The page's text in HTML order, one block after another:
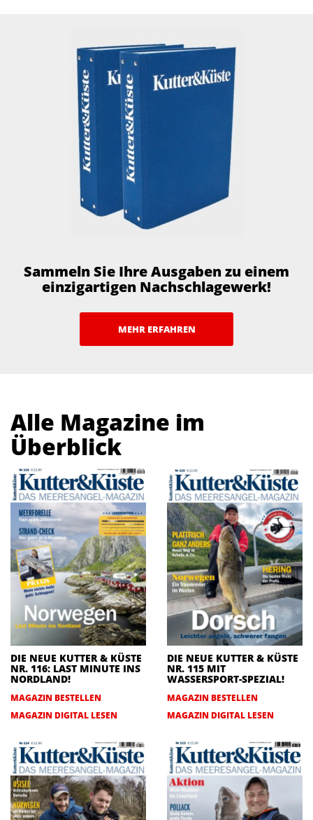
Sammeln Sie Ihre Ausgaben zu einem
einzigartigen Nachschlagewerk!
MEHR ERFAHREN
Alle Magazine im
Überblick
DIE NEUE KUTTER & KÜSTE
NR. 116: LAST MINUTE INS
NORDLAND!
MAGAZIN BESTELLEN
MAGAZIN DIGITAL LESEN
DIE NEUE KUTTER & KÜSTE
NR. 115 MIT
WASSERSPORT-SPEZIAL!
MAGAZIN BESTELLEN
MAGAZIN DIGITAL LESEN